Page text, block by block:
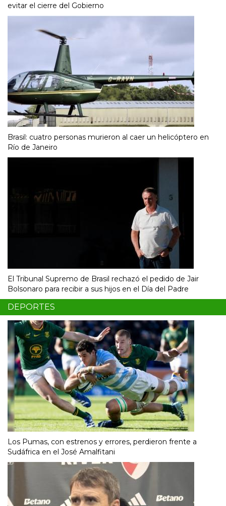
evitar el cierre del Gobierno
Brasil: cuatro personas murieron al caer un helicóptero en
Río de Janeiro
El Tribunal Supremo de Brasil rechazó el pedido de Jair
Bolsonaro para recibir a sus hijos en el Día del Padre
DEPORTES
Los Pumas, con estrenos y errores, perdieron frente a
Sudáfrica en el José Amalfitani